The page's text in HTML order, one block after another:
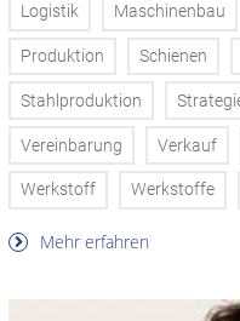
Logistik Maschinenbau
Produktion Schienen
Stahlproduktion
Vereinbarung Verkauf
Werkstoff Werkstoffe
Mehr erfahren